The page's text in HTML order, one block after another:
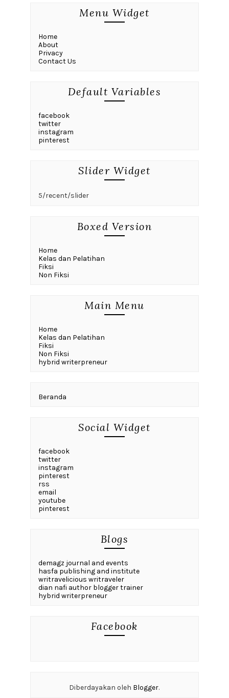
Menu Widget
Home
About
Privacy
Contact Us
Default Variables
facebook
twitter
instagram
pinterest
Slider Widget
5/recent/slider
Boxed Version
Home
Kelas dan Pelatihan
Fiksi
Non Fiksi
Main Menu
Home
Kelas dan Pelatihan
Fiksi
Non Fiksi
hybrid writerpreneur
Beranda
Social Widget
facebook
twitter
instagram
pinterest
rss
email
youtube
pinterest
Blogs
demagz journal and events
hasfa publishing and institute
writravelicious writraveler
dian nafi author blogger trainer
hybrid writerpreneur
Facebook
Diberdayakan oleh Blogger.